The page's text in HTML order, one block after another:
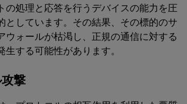
の処理と応答を行うデバイスの能力を圧
としています。その結果、その標的のサ
ウォールが枯渇し、正規の通信に対する
生する可能性があります。
撃